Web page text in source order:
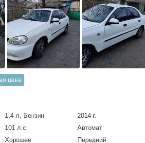
цена
1.4 л, Бензин
2014 г.
101 л.с.
Автомат
Хорошее Передний